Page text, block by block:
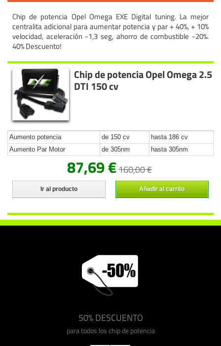
Chip de potencia Opel Omega EXE Digital tuning. La mejor
centralita adicional para aumentar potencia y par + 40%, + 10%
velocidad, aceleración -1,3 seg, ahorro de combustible -20%.
40% Descuento!
Chip de potencia Opel Omega 2.5
DTI 150 cv
Aumento potencia de 150 cv
hasta 186 cv
Aumento Par Motor
de 305nm hasta 305nm
87,69 €160,00 €
Ir al producto Añadir al carrito
50% DESCUENTO
para todos los chip de potencia